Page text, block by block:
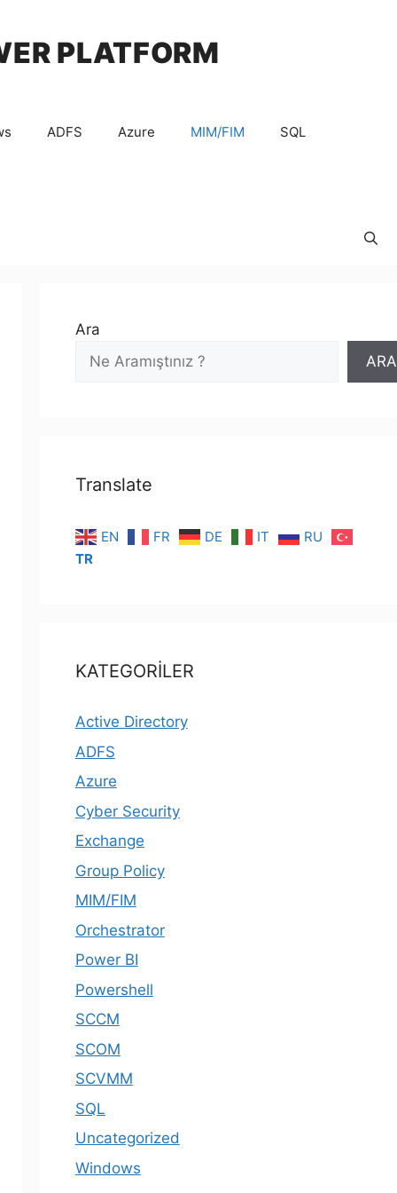
PLATFORM
ADFS Azure MIM/FIM SQL
Ara
ARA
Translate
EN FR DE IT
RU
TR
KATEGORİLER
Active Directory
ADFS
Azure
Cyber Security
Exchange
Group Policy
MIM/FIM
Orchestrator
Power BI
Powershell
SCCM
SCOM
SCVMM
SQL
Uncategorized
Windows